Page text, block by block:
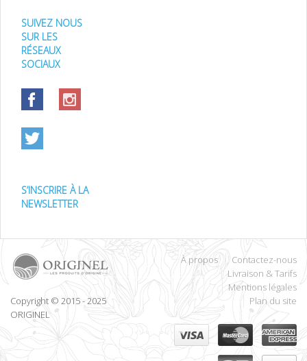
SUIVEZ NOUS
SUR LES
RÉSEAUX
SOCIAUX
S’INSCRIRE À LA
NEWSLETTER
Copyright © 2015 - 2025
ORIGINEL
À propos
Contactez-nous
Livraison & Tarifs
Mentions légales
Plan du site